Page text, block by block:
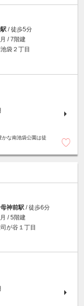
/ 徒歩5分
/ 7階建
袋２丁目
な南池袋公園は徒
神前駅 / 徒歩6分
/ 5階建
が谷１丁目